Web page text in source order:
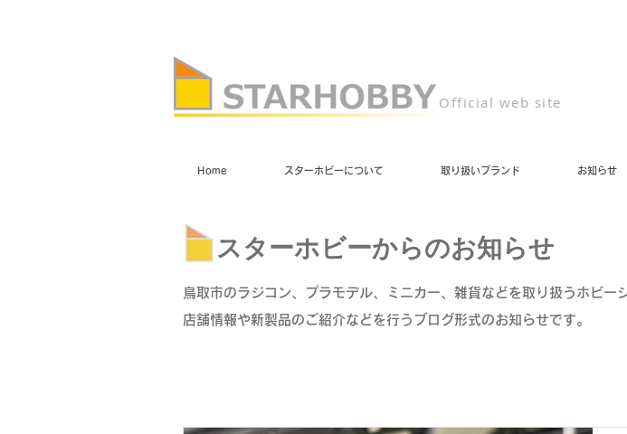
Official web site
Home スターホビーについて 取り扱いブランド お知らせ
スターホビーからのお知らせ
鳥取市のラジコン、プラモデル、ミニカー、雑貨などを取り扱うホビー
店舗情報や新製品のご紹介などを行うブログ形式のお知らせです。